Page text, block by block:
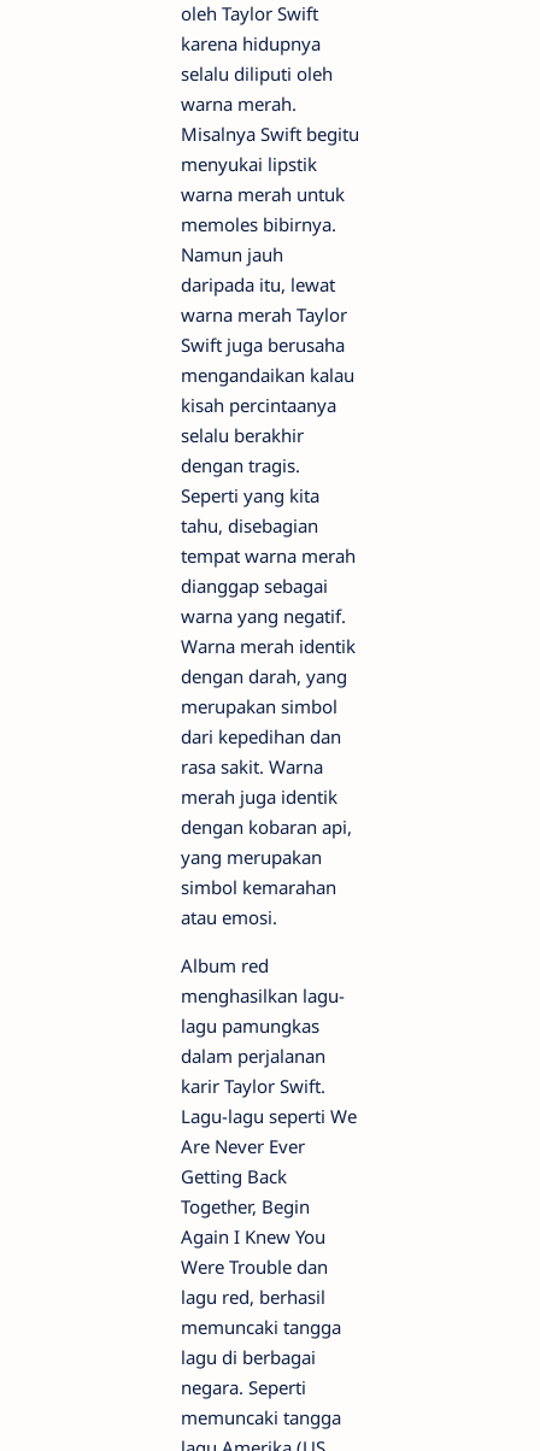
oleh Taylor Swift
karena hidupnya
selalu diliputi oleh
warna merah.
Misalnya Swift begitu
menyukai lipstik
warna merah untuk
memoles bibirnya.
Namun jauh
daripada itu, lewat
warna merah Taylor
Swift juga berusaha
mengandaikan kalau
kisah percintaanya
selalu berakhir
dengan tragis.
Seperti yang kita
tahu, disebagian
tempat warna merah
dianggap sebagai
warna yang negatif.
Warna merah identik
dengan darah, yang
merupakan simbol
dari kepedihan dan
rasa sakit. Warna
merah juga identik
dengan kobaran api,
yang merupakan
simbol kemarahan
atau emosi.
Album red
menghasilkan lagu-
lagu pamungkas
dalam perjalanan
karir Taylor Swift.
Lagu-lagu seperti We
Are Never Ever
Getting Back
Together, Begin
Again I Knew You
Were Trouble dan
lagu red, berhasil
memuncaki tangga
lagu di berbagai
negara. Seperti
memuncaki tangga